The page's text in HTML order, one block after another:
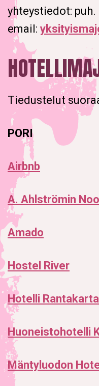
yhteystiedot: puh.
email:
Tiedustelut
PORI
Airbnb
A. Ahlströmin
Amado
Hostel River
Hotelli
Huoneistohotelli
Mäntyluodon